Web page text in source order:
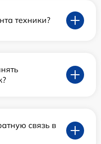
техники?
связь в